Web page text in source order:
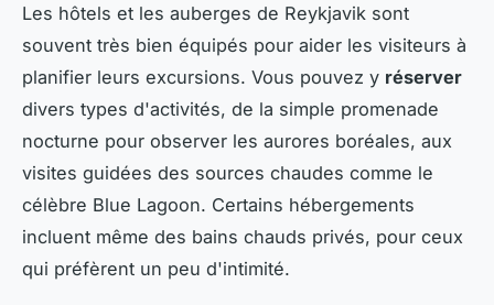
Les hôtels et les auberges de Reykjavik sont
souvent très bien équipés pour aider les visiteurs à
planifier leurs excursions. Vous pouvez y réserver
divers types d'activités, de la simple promenade
nocturne pour observer les aurores boréales, aux
visites guidées des sources chaudes comme le
célèbre Blue Lagoon. Certains hébergements
incluent même des bains chauds privés, pour ceux
qui préfèrent un peu d'intimité.